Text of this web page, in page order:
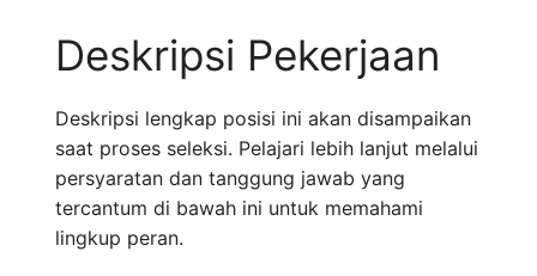
Deskripsi Pekerjaan
Deskripsi lengkap posisi ini akan disampaikan
saat proses seleksi. Pelajari lebih lanjut melalui
persyaratan dan tanggung jawab yang
tercantum di bawah ini untuk memahami
lingkup peran.